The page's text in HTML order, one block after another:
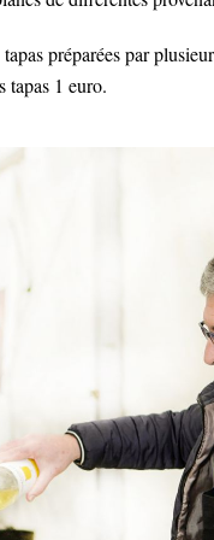
préparées par
tapas 1 euro.